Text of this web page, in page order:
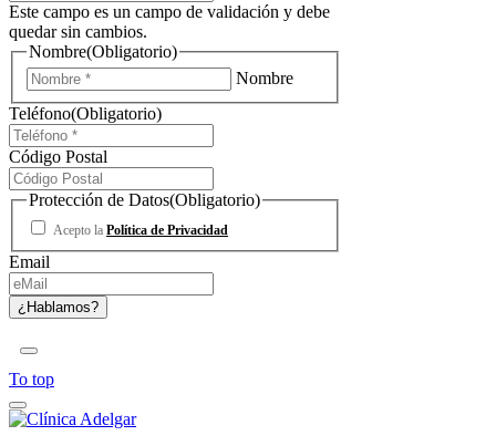
Este campo es un campo de validación y debe
quedar sin cambios.
Nombre(Obligatorio)
Nombre
Teléfono(Obligatorio)
Código Postal
Protección de Datos(Obligatorio)
Acepto la Política de Privacidad
Email
To top